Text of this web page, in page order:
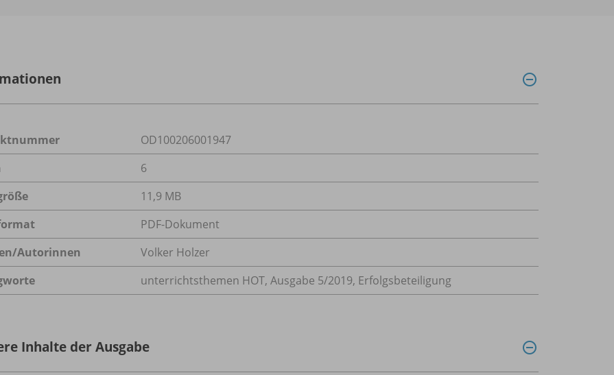
OD100206001947
6
11,9 MB
PDF-Dokument
Autorinnen
Volker Holzer
unterrichtsthemen HOT, Ausgabe 5/2019, Erfolgsbeteiligung
Inhalte der Ausgabe